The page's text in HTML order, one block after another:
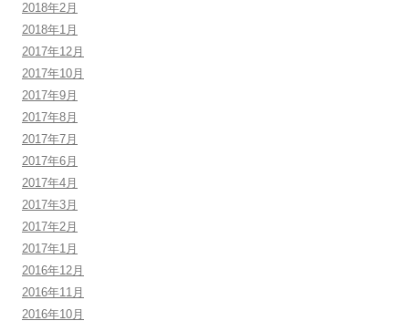
2018年2月
2018年1月
2017年12月
2017年10月
2017年9月
2017年8月
2017年7月
2017年6月
2017年4月
2017年3月
2017年2月
2017年1月
2016年12月
2016年11月
2016年10月